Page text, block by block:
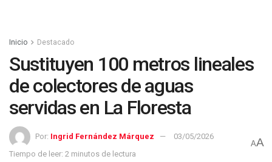
Inicio Destacado
Sustituyen 100 metros lineales
de colectores de aguas
servidas en La Floresta
Por: Ingrid Fernández Márquez
03/05/2026
Tiempo de leer: 2 minutos de lectura
AA